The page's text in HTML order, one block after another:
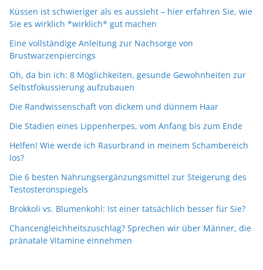
Küssen ist schwieriger als es aussieht – hier erfahren Sie, wie
Sie es wirklich *wirklich* gut machen
Eine vollständige Anleitung zur Nachsorge von
Brustwarzenpiercings
Oh, da bin ich: 8 Möglichkeiten, gesunde Gewohnheiten zur
Selbstfokussierung aufzubauen
Die Randwissenschaft von dickem und dünnem Haar
Die Stadien eines Lippenherpes, vom Anfang bis zum Ende
Helfen! Wie werde ich Rasurbrand in meinem Schambereich
los?
Die 6 besten Nahrungsergänzungsmittel zur Steigerung des
Testosteronspiegels
Brokkoli vs. Blumenkohl: Ist einer tatsächlich besser für Sie?
Chancengleichheitszuschlag? Sprechen wir über Männer, die
pränatale Vitamine einnehmen